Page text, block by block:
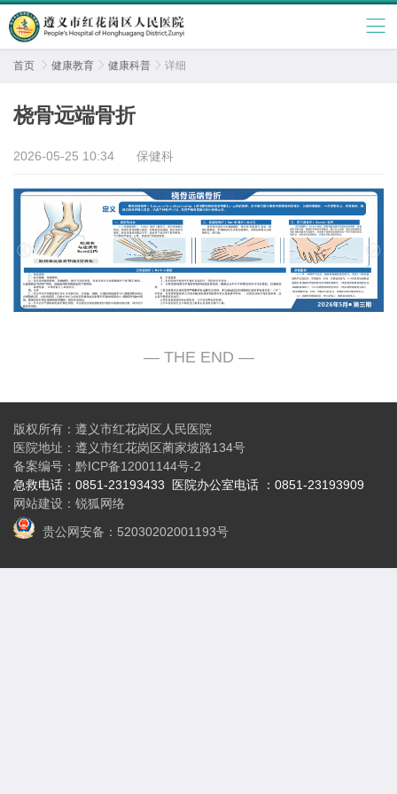
首页  健康教育  健康科普  详细
桡骨远端骨折
2026-05-25 10:34 保健科
版权所有：遵义市红花岗区人民医院
医院地址：遵义市红花岗区蔺家坡路134号
备案编号： 黔ICP备12001144号-2
急救电话：0851-23193433
医院办公室电话 ：0851-23193909
网站建设 ： 锐狐网络
贵公网安备：52030202001193号